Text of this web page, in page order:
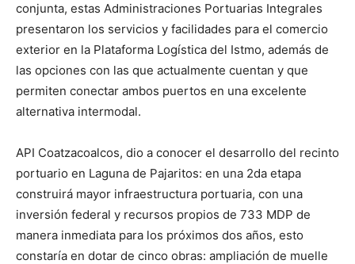
conjunta, estas Administraciones Portuarias Integrales
presentaron los servicios y facilidades para el comercio
exterior en la Plataforma Logística del Istmo, además de
las opciones con las que actualmente cuentan y que
permiten conectar ambos puertos en una excelente
alternativa intermodal.
API Coatzacoalcos, dio a conocer el desarrollo del recinto
portuario en Laguna de Pajaritos: en una 2da etapa
construirá mayor infraestructura portuaria, con una
inversión federal y recursos propios de 733 MDP de
manera inmediata para los próximos dos años, esto
constaría en dotar de cinco obras: ampliación de muelle